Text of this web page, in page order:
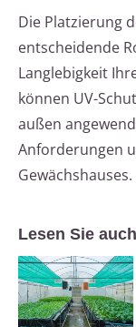
Die Platzierung
entscheidende
Langlebigkeit
können UV-
außen
Anforderungen
Gewächshauses.
Lesen Sie auch